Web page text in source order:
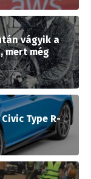
vágyik a
mert még
Type R-